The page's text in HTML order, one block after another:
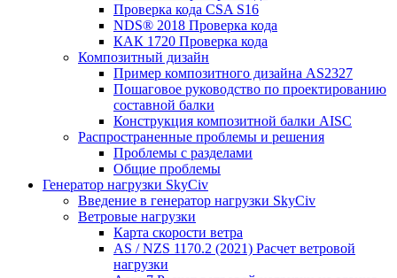
Проверка кода CSA S16
NDS® 2018 Проверка кода
КАК 1720 Проверка кода
Композитный дизайн
Пример композитного дизайна AS2327
Пошаговое руководство по проектированию
составной балки
Конструкция композитной балки AISC
Распространенные проблемы и решения
Проблемы с разделами
Общие проблемы
Генератор нагрузки SkyCiv
Введение в генератор нагрузки SkyCiv
Ветровые нагрузки
Карта скорости ветра
AS / NZS 1170.2 (2021) Расчет ветровой
нагрузки